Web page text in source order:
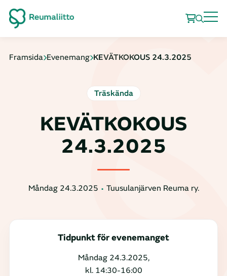
Framsida Evenemang KEVÄTKOKOUS 24.3.2025
Träskända
KEVÄTKOKOUS
24.3.2025
Måndag 24.3.2025 Tuusulanjärven Reuma ry.
Tidpunkt för evenemanget
Måndag 24.3.2025,
kl. 14:30-16:00